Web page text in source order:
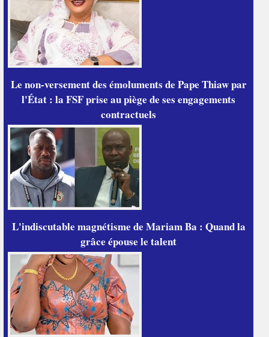
Le non-versement des émoluments de Pape Thiaw par
l'État : la FSF prise au piège de ses engagements
contractuels
L'indiscutable magnétisme de Mariam Ba : Quand la
grâce épouse le talent